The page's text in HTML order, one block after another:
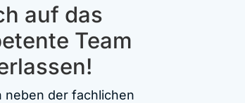
auf das
Team
neben der fachlichen